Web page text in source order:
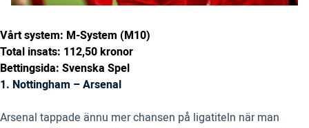
Vårt system: M-System (M10)
Total insats: 112,50 kronor
Bettingsida: Svenska Spel
1. Nottingham – Arsenal
Arsenal tappade ännu mer chansen på ligatiteln när man